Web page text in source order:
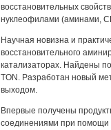
восстановительных
нуклеофилами (аминами,
Научная новизна и
восстановительного
катализаторах. Найдены
TON. Разработан новый
выходом.
Впервые получены
соединениями при помощи